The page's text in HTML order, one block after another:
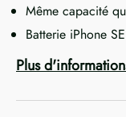
Même capacité
Batterie iPhone
Plus